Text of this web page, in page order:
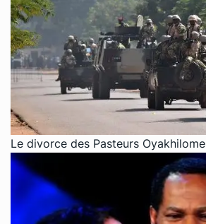
Le divorce des Pasteurs Oyakhilome